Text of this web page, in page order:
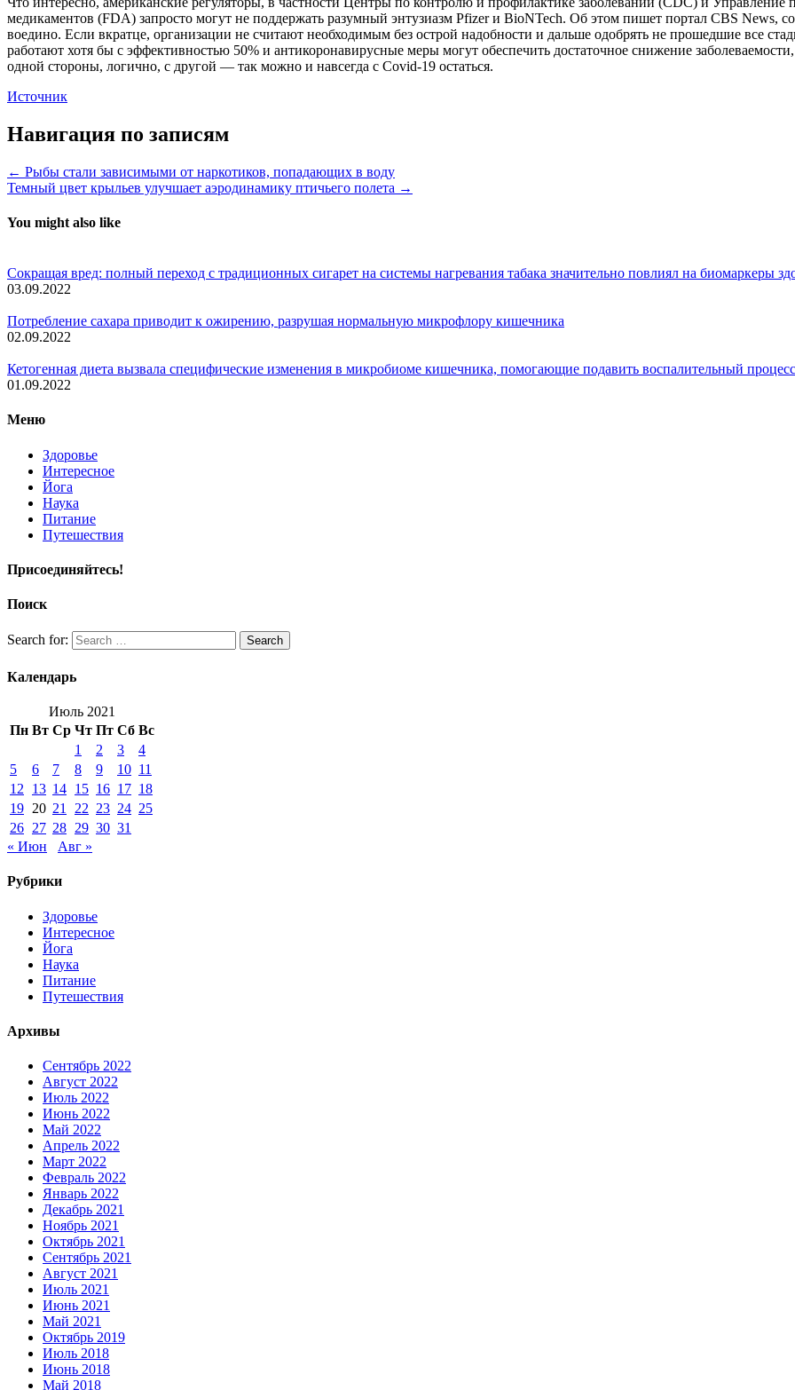
медикаментов (FDA) запросто могут не поддержать разумный энтузиазм Pfizer и BioNTech. Об этом пишет портал CBS News,
воедино. Если вкратце, организации не считают необходимым без острой надобности и дальше одобрять не прошедшие все
работают хотя бы с эффективностью 50% и антикоронавирусные меры могут обеспечить достаточное снижение
одной стороны, логично, с другой — так можно и навсегда с Covid-19 остаться.
Источник
Навигация по записям
← Рыбы стали зависимыми от наркотиков, попадающих в воду
Темный цвет крыльев улучшает аэродинамику птичьего полета →
You might also like
Сокращая вред: полный переход с традиционных сигарет на системы нагревания табака значительно повлиял на биомаркеры
03.09.2022
Потребление сахара приводит к ожирению, разрушая нормальную микрофлору кишечника
02.09.2022
Кетогенная диета вызвала специфические изменения в микробиоме кишечника, помогающие подавить воспалительный процесс
01.09.2022
Меню
Здоровье
Интересное
Йога
Наука
Питание
Путешествия
Присоединяйтесь!
Поиск
Search for: Search
Календарь
Июль 2021
Пн Вт Ср Чт Пт Сб Вс
1
2 3
4
5
6 7 8 9 10 11
12
13 14 15 16 17 18
19 20 21 22 23 24 25
26 27 28 29 30 31
« Июн
Авг »
Рубрики
Здоровье
Интересное
Йога
Наука
Питание
Путешествия
Архивы
Сентябрь 2022
Август 2022
Июль 2022
Июнь 2022
Май 2022
Апрель 2022
Март 2022
Февраль 2022
Январь 2022
Декабрь 2021
Ноябрь 2021
Октябрь 2021
Сентябрь 2021
Август 2021
Июль 2021
Июнь 2021
Май 2021
Октябрь 2019
Июль 2018
Июнь 2018
Май 2018